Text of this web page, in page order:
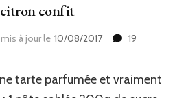
citron confit
mis à jour le 10/08/2017
19
tarte parfumée et vraiment